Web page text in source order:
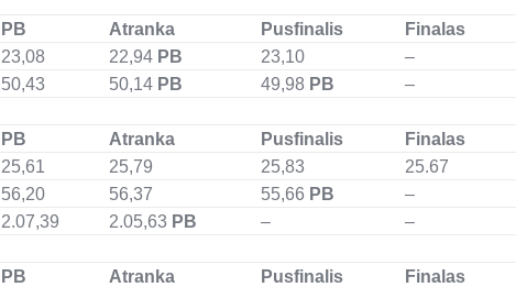
PB Atranka Pusfinalis Finalas
23,08 22,94 PB 23,10 –
50,43 50,14 PB 49,98 PB –
PB Atranka Pusfinalis Finalas
25,61 25,79 25,83 25.67
56,20 56,37 55,66 PB –
2.07,39 2.05,63 PB – –
PB Atranka Pusfinalis Finalas